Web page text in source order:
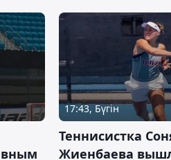
17:43, Бүгін
Теннисистка
Жиенбаева